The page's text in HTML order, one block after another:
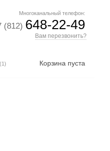
Многоканальный телефон:
(812) 648-22-49
Вам перезвонить?
Корзина пуста
(1)